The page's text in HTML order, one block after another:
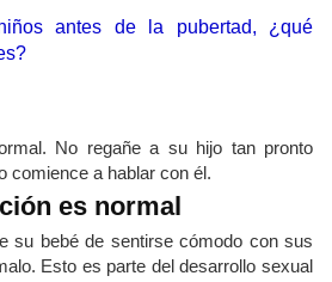
No regañe a su hijo tan pronto
comience a hablar con él.
es normal
su bebé de sentirse cómodo con sus
Esto es parte del desarrollo sexual